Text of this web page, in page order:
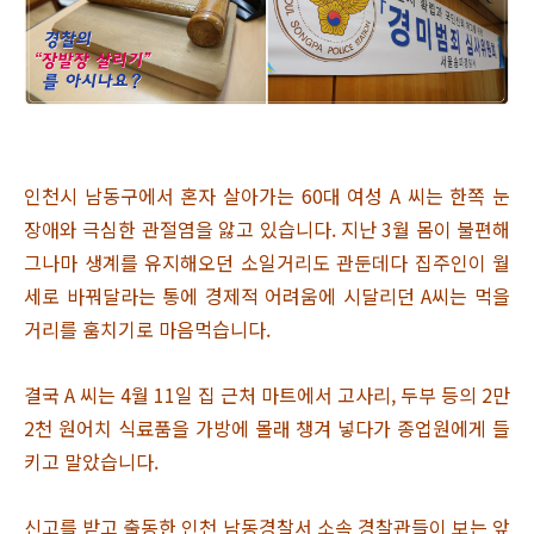
인천시 남동구에서 혼자 살아가는 60대 여성 A 씨는 한쪽 눈
장애와 극심한 관절염을 앓고 있습니다. 지난 3월 몸이 불편해
그나마 생계를 유지해오던 소일거리도 관둔데다 집주인이 월
세로 바꿔달라는 통에 경제적 어려움에 시달리던 A씨는 먹을
거리를 훔치기로 마음먹습니다.
결국 A 씨는 4월 11일 집 근처 마트에서 고사리, 두부 등의 2만
2천 원어치 식료품을 가방에 몰래 챙겨 넣다가 종업원에게 들
키고 말았습니다.
신고를 받고 출동한 인천 남동경찰서 소속 경찰관들이 보는 앞